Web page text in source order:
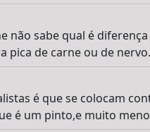
não sabe qual é
pica de carne ou de nervo.
é que se colocam
é um pinto,e muito